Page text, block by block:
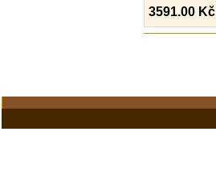
3591.00 Kč